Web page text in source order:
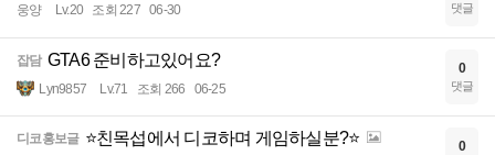
웅양 Lv.20 조회 227 06-30 댓글
잡담 GTA6 준비하고있어요?
Lyn9857 Lv.71 조회 266 06-25
0
댓글
디코홍보글 ⭐️친목섭에서 디코하며 게임하실분?⭐️ 0